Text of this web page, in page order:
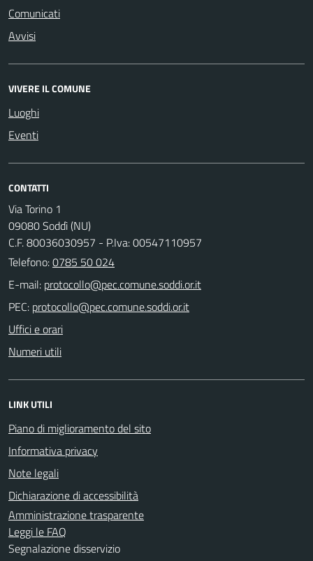
Comunicati
Avvisi
VIVERE IL COMUNE
Luoghi
Eventi
CONTATTI
Via Torino 1
09080 Soddì (NU)
C.F. 80036030957 - P.Iva: 00547110957
Telefono:0785 50 024
E-mail:
PEC:
Uffici e orari
Numeri utili
LINK UTILI
Piano di miglioramento del sito
Informativa privacy
Note legali
Dichiarazione di accessibilità
Amministrazione trasparente
Leggi le FAQ
Segnalazione disservizio